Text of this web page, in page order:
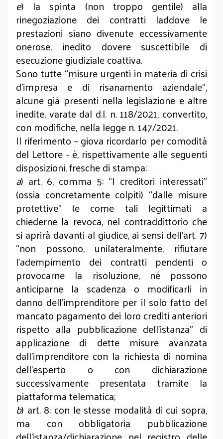
e) la spinta (non troppo gentile) alla
rinegoziazione dei contratti laddove le
prestazioni siano divenute eccessivamente
onerose, inedito dovere suscettibile di
esecuzione giudiziale coattiva.
Sono tutte “misure urgenti in materia di crisi
d’impresa e di risanamento aziendale”,
alcune già presenti nella legislazione e altre
inedite, varate dal d.l. n. 118/2021, convertito,
con modifiche, nella legge n. 147/2021.
Il riferimento – giova ricordarlo per comodità
del Lettore - è, rispettivamente alle seguenti
disposizioni, fresche di stampa:
a) art. 6, comma 5: “I creditori interessati”
(ossia concretamente colpiti) “dalle misure
protettive” (e come tali legittimati a
chiederne la revoca, nel contraddittorio che
si aprirà davanti al giudice, ai sensi dell’art. 7)
“non possono, unilateralmente, rifiutare
l’adempimento dei contratti pendenti o
provocarne la risoluzione, né possono
anticiparne la scadenza o modificarli in
danno dell’imprenditore per il solo fatto del
mancato pagamento dei loro crediti anteriori
rispetto alla pubblicazione dell’istanza” di
applicazione di dette misure avanzata
dall’imprenditore con la richiesta di nomina
dell’esperto o con dichiarazione
successivamente presentata tramite la
piattaforma telematica;
b) art. 8: con le stesse modalità di cui sopra,
ma con obbligatoria pubblicazione